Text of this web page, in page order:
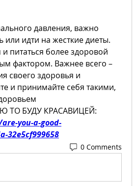
давления, важно
или идти на жесткие диеты.
питаться более здоровой
фактором. Важнее всего –
своего здоровья и
и принимайте себя такими,
ТО БУДУ КРАСАВИЦЕЙ:
you-a-good-
32e5cf999658
0 Comments